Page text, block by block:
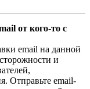
от кого-то с
email на данной
и
Отправьте email-